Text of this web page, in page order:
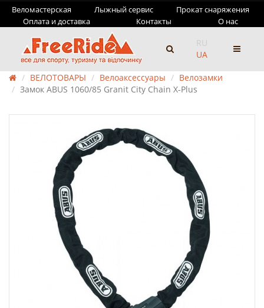
Веломастерская Лыжный сервис
Прокат снаряжения
Оплата и доставка
Контакты О нас
RU
UA
ВЕЛОТОВАРЫ Велоаксессуары
Велозамки
Замок ABUS 1060/85 Granit City Chain X-Plus